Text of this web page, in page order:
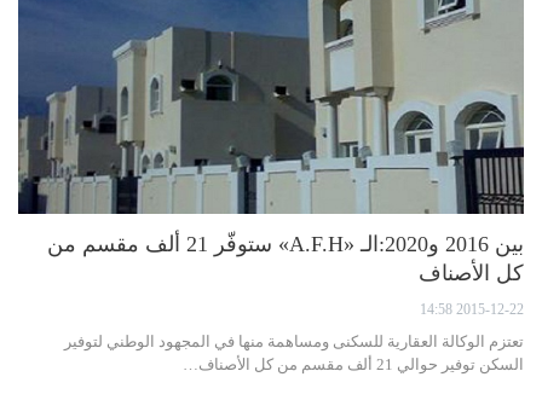
بين 2016 و2020:الـ «A.F.H» ستوفّر 21 ألف مقسم من
كل الأصناف
2015-12-22 14:58
تعتزم الوكالة العقارية للسكنى ومساهمة منها في المجهود الوطني لتوفير
السكن توفير حوالي 21 ألف مقسم من كل الأصناف…